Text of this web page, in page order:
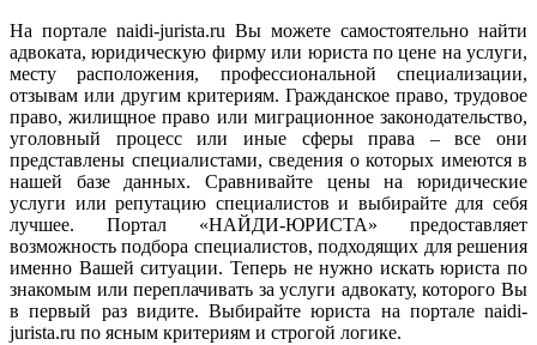
На портале naidi-jurista.ru Вы можете самостоятельно найти
адвоката, юридическую фирму или юриста по цене на услуги,
месту расположения, профессиональной специализации,
отзывам или другим критериям. Гражданское право, трудовое
право, жилищное право или миграционное законодательство,
уголовный процесс или иные сферы права – все они
представлены специалистами, сведения о которых имеются в
нашей базе данных. Сравнивайте цены на юридические
услуги или репутацию специалистов и выбирайте для себя
лучшее. Портал «НАЙДИ-ЮРИСТА» предоставляет
возможность подбора специалистов, подходящих для решения
именно Вашей ситуации. Теперь не нужно искать юриста по
знакомым или переплачивать за услуги адвокату, которого Вы
в первый раз видите. Выбирайте юриста на портале naidi-
jurista.ru по ясным критериям и строгой логике.